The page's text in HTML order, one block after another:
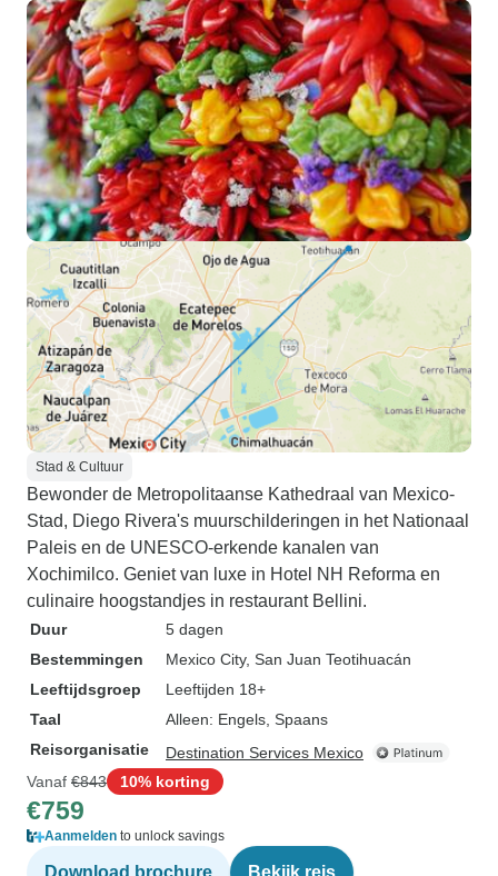
Stad & Cultuur
Bewonder de Metropolitaanse Kathedraal van Mexico-
Stad, Diego Rivera's muurschilderingen in het Nationaal
Paleis en de UNESCO-erkende kanalen van
Xochimilco. Geniet van luxe in Hotel NH Reforma en
culinaire hoogstandjes in restaurant Bellini.
Duur
5 dagen
Bestemmingen
Mexico City, San Juan Teotihuacán
Leeftijdsgroep
Leeftijden 18+
Taal
Alleen: Engels, Spaans
Reisorganisatie
Destination Services Mexico
Vanaf €843 10% korting
€759
Aanmelden to unlock savings
Download brochure Bekijk reis